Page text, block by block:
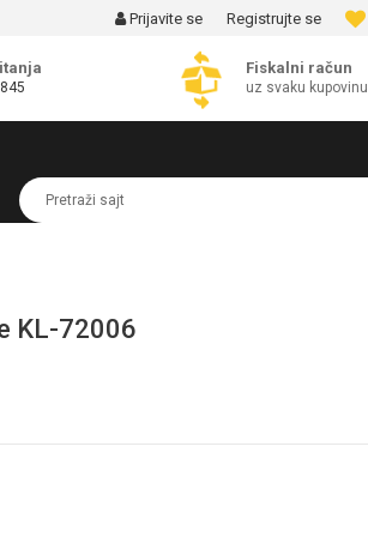
MOGUĆNOST BESPLATNE ISPORUKE!
Prijavite se Registrujte se
Fiskalni račun
uz svaku kupovinu
Pretraži sajt
KL-72006